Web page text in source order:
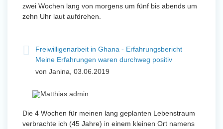
zwei Wochen lang von morgens um fünf bis abends um
zehn Uhr laut aufdrehen.
Freiwilligenarbeit in Ghana - Erfahrungsbericht
Meine Erfahrungen waren durchweg positiv
von Janina, 03.06.2019
Die 4 Wochen für meinen lang geplanten Lebenstraum
verbrachte ich (45 Jahre) in einem kleinen Ort namens